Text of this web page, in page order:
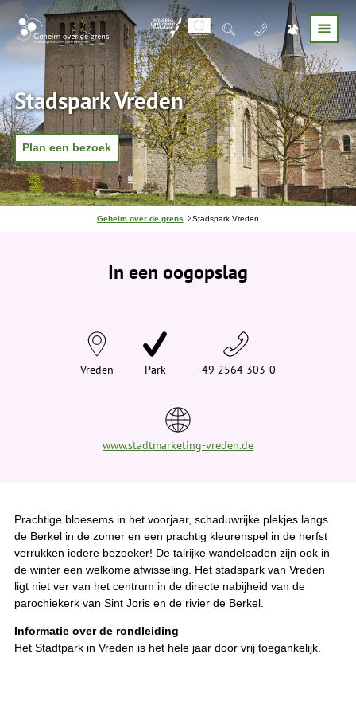
Stadspark Vreden
Plan een bezoek
J
e
h
e
Geheim over de grens Stadspark Vreden
In een oogopslag
Vreden Park +49 2564 303-0
www.stadtmarketing-vreden.de
Prachtige bloesems in het voorjaar, schaduwrijke plekjes langs
de Berkel in de zomer en een prachtig kleurenspel in de herfst
verrukken iedere bezoeker! De talrijke wandelpaden zijn ook in
de winter een welkome afwisseling. Het stadspark van Vreden
ligt niet ver van het centrum in de directe nabijheid van de
parochiekerk van Sint Joris en de rivier de Berkel.
Informatie over de rondleiding
Het Stadtpark in Vreden is het hele jaar door vrij toegankelijk.